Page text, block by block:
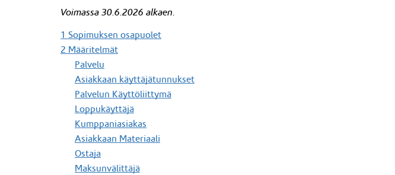
Voimassa 30.6.2026 alkaen.
1 Sopimuksen osapuolet
2 Määritelmät
Palvelu
Asiakkaan käyttäjätunnukset
Palvelun Käyttöliittymä
Loppukäyttäjä
Kumppaniasiakas
Asiakkaan Materiaali
Ostaja
Maksunvälittäjä